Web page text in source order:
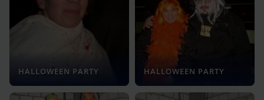
HALLOWEEN PARTY HALLOWEEN PARTY